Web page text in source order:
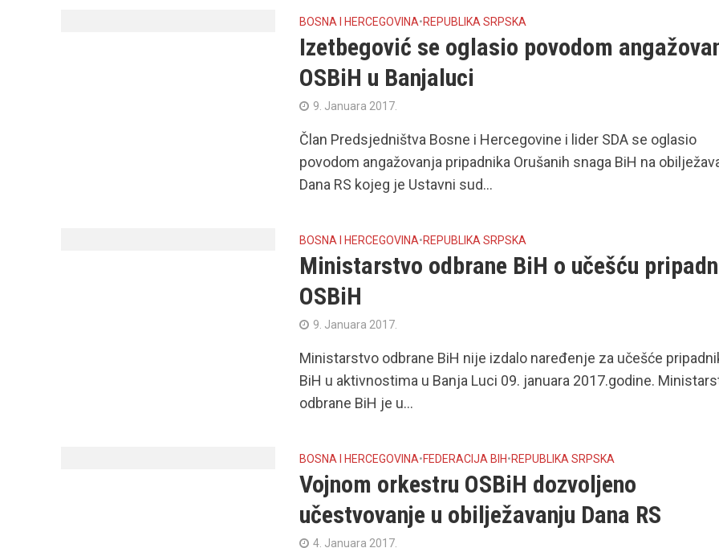
BOSNA I HERCEGOVINA• REPUBLIKA SRPSKA
Izetbegović se oglasio povodom
OSBiH u Banjaluci
9. Januara 2017.
Član Predsjedništva Bosne i Hercegovine i lider SDA se oglasio
povodom angažovanja pripadnika Orušanih snaga BiH na
Dana RS kojeg je Ustavni sud...
BOSNA I HERCEGOVINA• REPUBLIKA SRPSKA
Ministarstvo odbrane BiH o učešću
OSBiH
9. Januara 2017.
Ministarstvo odbrane BiH nije izdalo naređenje za učešće
BiH u aktivnostima u Banja Luci 09. januara 2017.godine.
odbrane BiH je u...
BOSNA I HERCEGOVINA• FEDERACIJA BIH • REPUBLIKA SRPSKA
Vojnom orkestru OSBiH dozvoljeno
učestvovanje u obilježavanju Dana RS
4. Januara 2017.